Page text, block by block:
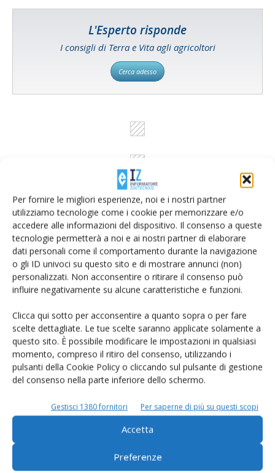
Per fornire le migliori esperienze, noi e i nostri partner
utilizziamo tecnologie come i cookie per memorizzare e/o
accedere alle informazioni del dispositivo. Il consenso a queste
tecnologie permetterà a noi e ai nostri partner di elaborare
dati personali come il comportamento durante la navigazione
o gli ID univoci su questo sito e di mostrare annunci (non)
personalizzati. Non acconsentire o ritirare il consenso può
influire negativamente su alcune caratteristiche e funzioni.
Clicca qui sotto per acconsentire a quanto sopra o per fare
scelte dettagliate. Le tue scelte saranno applicate solamente a
questo sito. È possibile modificare le impostazioni in qualsiasi
momento, compreso il ritiro del consenso, utilizzando i
pulsanti della Cookie Policy o cliccando sul pulsante di gestione
del consenso nella parte inferiore dello schermo.
Gestisci 1380 fornitori Per saperne di più su questi scopi
Accetta
Preferenze
L'Esperto risponde
I consigli di Terra e Vita agli agricoltori
Cerca adesso
Rimani aggiornato sul mondo
dell’agricoltura